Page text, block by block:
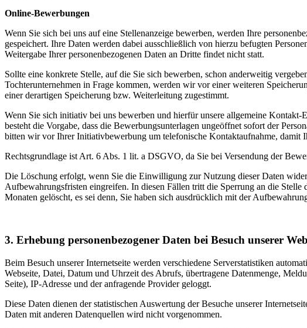
Online-Bewerbungen
Wenn Sie sich bei uns auf eine Stellenanzeige bewerben, werden Ihre
gespeichert. Ihre Daten werden dabei ausschließlich von hierzu befugten
Weitergabe Ihrer personenbezogenen Daten an Dritte findet nicht statt.
Sollte eine konkrete Stelle, auf die Sie sich bewerben, schon anderweitig
Tochterunternehmen in Frage kommen, werden wir vor einer weiteren
einer derartigen Speicherung bzw. Weiterleitung zugestimmt.
Wenn Sie sich initiativ bei uns bewerben und hierfür unsere allgemeine
besteht die Vorgabe, dass die Bewerbungsunterlagen ungeöffnet sofort der
bitten wir vor Ihrer Initiativbewerbung um telefonische Kontaktaufnahme, damit
Rechtsgrundlage ist Art. 6 Abs. 1 lit. a DSGVO, da Sie bei Versendung der
Die Löschung erfolgt, wenn Sie die Einwilligung zur Nutzung dieser Daten
Aufbewahrungsfristen eingreifen. In diesen Fällen tritt die Sperrung an die
Monaten gelöscht, es sei denn, Sie haben sich ausdrücklich mit der
3. Erhebung personenbezogener Daten bei Besuch unserer
Beim Besuch unserer Internetseite werden verschiedene Serverstatistiken
Webseite, Datei, Datum und Uhrzeit des Abrufs, übertragene Datenmenge,
Seite), IP-Adresse und der anfragende Provider geloggt.
Diese Daten dienen der statistischen Auswertung der Besuche unserer
Daten mit anderen Datenquellen wird nicht vorgenommen.